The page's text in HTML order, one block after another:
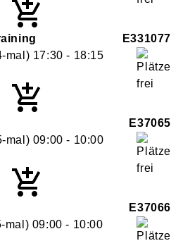
E331077
mal) 17:30 - 18:15
E37065
mal) 09:00 - 10:00
E37066
mal) 09:00 - 10:00